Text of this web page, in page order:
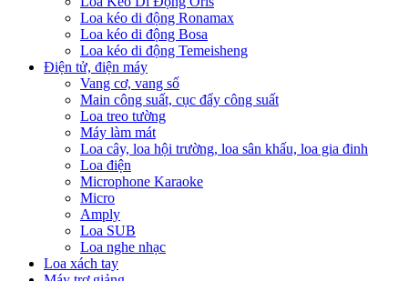
Loa kéo di động Ronamax
Loa kéo di động Bosa
Loa kéo di động Temeisheng
Điện tử, điện máy
Vang cơ, vang số
Main công suất, cục đẩy công suất
Loa treo tường
Máy làm mát
Loa cây, loa hội trường, loa sân khấu, loa gia đinh
Loa điện
Microphone Karaoke
Micro
Amply
Loa SUB
Loa nghe nhạc
Loa xách tay